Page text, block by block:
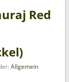
Red
Allgemein